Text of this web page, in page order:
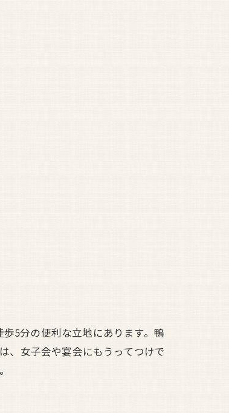
5分の便利な立地にあります。鴨
、女子会や宴会にもうってつけで